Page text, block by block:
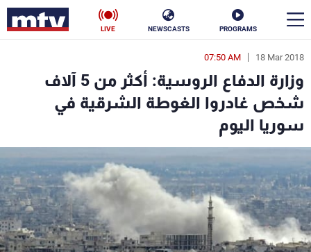
PROGRAMS
NEWSCASTS
LIVE
18 Mar 2018
07:50 AM
وزارة الدفاع الروسية: أكثر من 5 آلاف
شخص غادروا الغوطة الشرقية في
سوريا اليوم
en
الأخبار
سياسة
منوعات رياضة
كأس العالم